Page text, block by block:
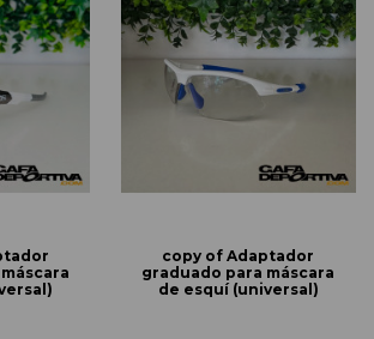
copy of Adaptador
graduado para máscara
de esquí (universal)